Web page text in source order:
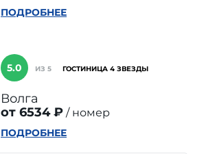
ПОДРОБНЕЕ
5.0 ИЗ 5 ГОСТИНИЦА 4 ЗВЕЗДЫ
Волга
от 6534 ₽
номер
ПОДРОБНЕЕ